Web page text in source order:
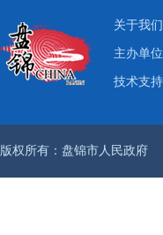
关于我们
主办单
技术支
版权所有：盘锦市人民政府